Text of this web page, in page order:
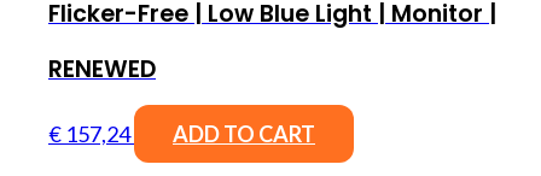
Flicker-Free | Low Blue Light | Monitor |
RENEWED
€ 157,24 ADD TO CART